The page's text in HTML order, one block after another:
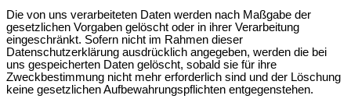
Die von uns verarbeiteten Daten werden nach Maßgabe der
gesetzlichen Vorgaben gelöscht oder in ihrer Verarbeitung
eingeschränkt. Sofern nicht im Rahmen dieser
Datenschutzerklärung ausdrücklich angegeben, werden die bei
uns gespeicherten Daten gelöscht, sobald sie für ihre
Zweckbestimmung nicht mehr erforderlich sind und der Löschung
keine gesetzlichen Aufbewahrungspflichten entgegenstehen.